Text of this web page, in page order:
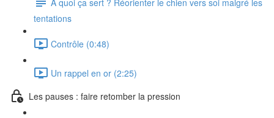
tentations
Contrôle (0:48)
Un rappel en or (2:25)
Les pauses : faire retomber la pression